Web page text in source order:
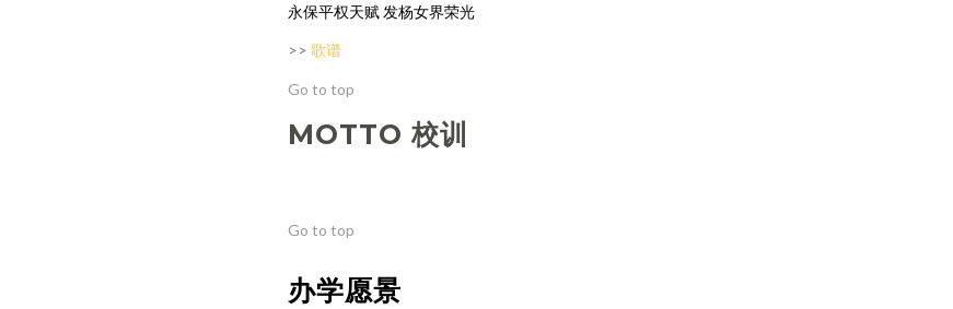
永保平权天赋 发杨女界荣光
>> 歌谱
Go to top
MOTTO 校训
Go to top
办学愿景